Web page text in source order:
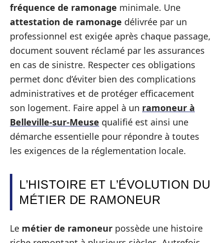
fréquence de ramonage minimale. Une
attestation de ramonage délivrée par un
professionnel est exigée après chaque passage,
document souvent réclamé par les assurances
en cas de sinistre. Respecter ces obligations
permet donc d’éviter bien des complications
administratives et de protéger efficacement
son logement. Faire appel à un ramoneur à
Belleville-sur-Meuse qualifié est ainsi une
démarche essentielle pour répondre à toutes
les exigences de la réglementation locale.
L’HISTOIRE ET L’ÉVOLUTION DU
MÉTIER DE RAMONEUR
Le métier de ramoneur possède une histoire